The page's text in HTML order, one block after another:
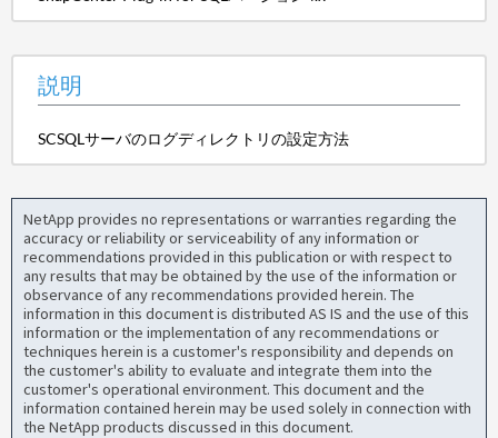
説明
SCSQLサーバのログディレクトリの設定方法
NetApp provides no representations or warranties regarding the
accuracy or reliability or serviceability of any information or
recommendations provided in this publication or with respect to
any results that may be obtained by the use of the information or
observance of any recommendations provided herein. The
information in this document is distributed AS IS and the use of this
information or the implementation of any recommendations or
techniques herein is a customer's responsibility and depends on
the customer's ability to evaluate and integrate them into the
customer's operational environment. This document and the
information contained herein may be used solely in connection with
the NetApp products discussed in this document.